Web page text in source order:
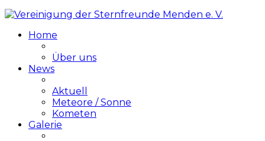
Home
Über uns
News
Aktuell
Meteore / Sonne
Kometen
Galerie